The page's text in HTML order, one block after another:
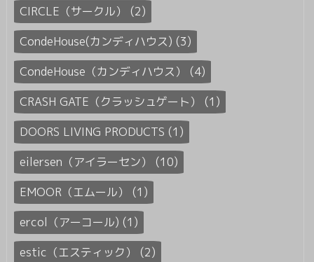
CIRCLE（サークル） (2)
CondeHouse(カンディハウス) (3)
CondeHouse（カンディハウス） (4)
CRASH GATE（クラッシュゲート） (1)
DOORS LIVING PRODUCTS (1)
eilersen（アイラーセン） (10)
EMOOR（エムール） (1)
ercol（アーコール) (1)
estic（エスティック） (2)